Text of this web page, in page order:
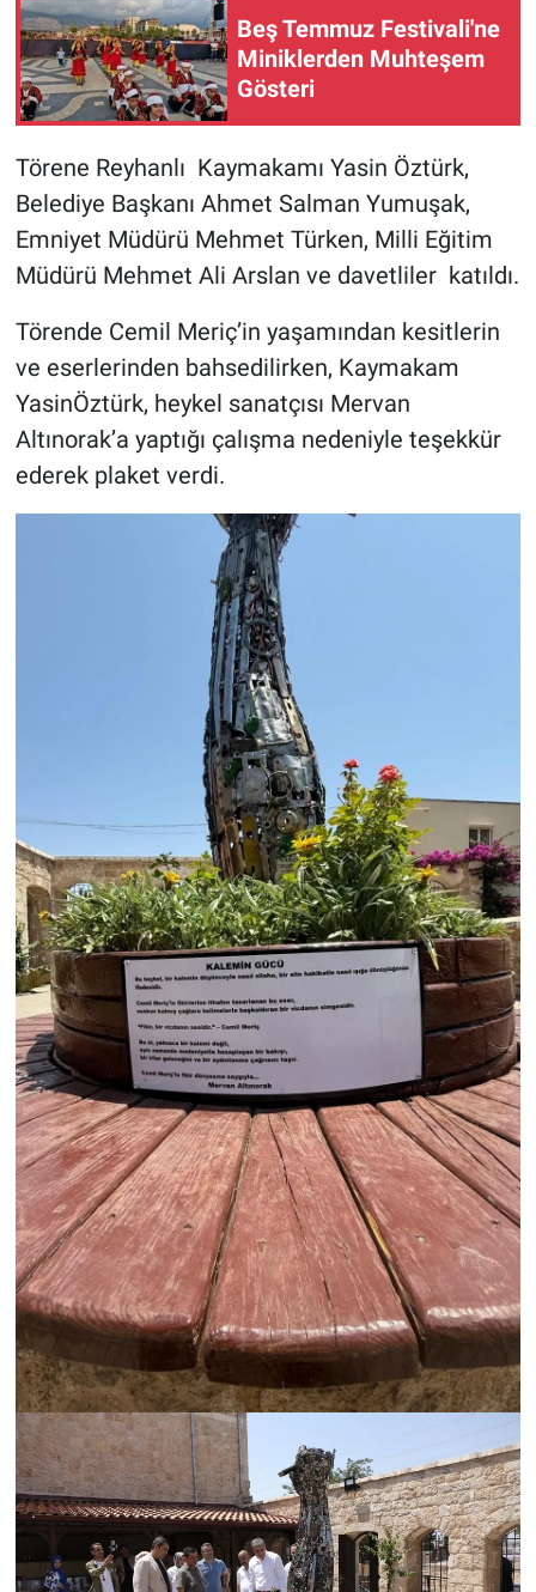
Beş Temmuz Festivali'ne
Miniklerden Muhteşem
Gösteri
Törene Reyhanlı Kaymakamı Yasin Öztürk,
Belediye Başkanı Ahmet Salman Yumuşak,
Emniyet Müdürü Mehmet Türken, Milli Eğitim
Müdürü Mehmet Ali Arslan ve davetliler katıldı.
Törende Cemil Meriç’in yaşamından kesitlerin
ve eserlerinden bahsedilirken, Kaymakam
YasinÖztürk, heykel sanatçısı Mervan
Altınorak’a yaptığı çalışma nedeniyle teşekkür
ederek plaket verdi.